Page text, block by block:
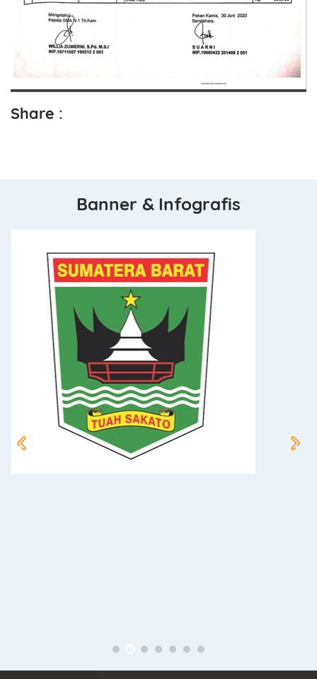
Share :
Banner & Infografis